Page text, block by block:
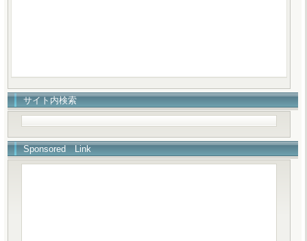
サイト内検索
Sponsored Link